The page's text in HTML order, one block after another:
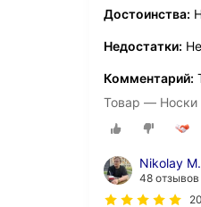
Достоинства:
Недостатки:
Комментарий:
Товар — Носки
Nikolay M.
48 отзывов